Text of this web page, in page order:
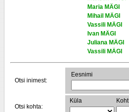
Maria MÄGI
Mihail MÄGI
Vassili MÄGI
Ivan MÄGI
Juliana MÄGI
Vassili MÄGI
Otsi inimest:
Eesnimi
Otsi kohta:
Küla Koht